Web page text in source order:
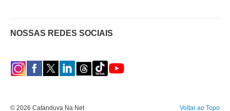
NOSSAS REDES SOCIAIS
Voltar ao Topo
© 2026 Catanduva Na Net